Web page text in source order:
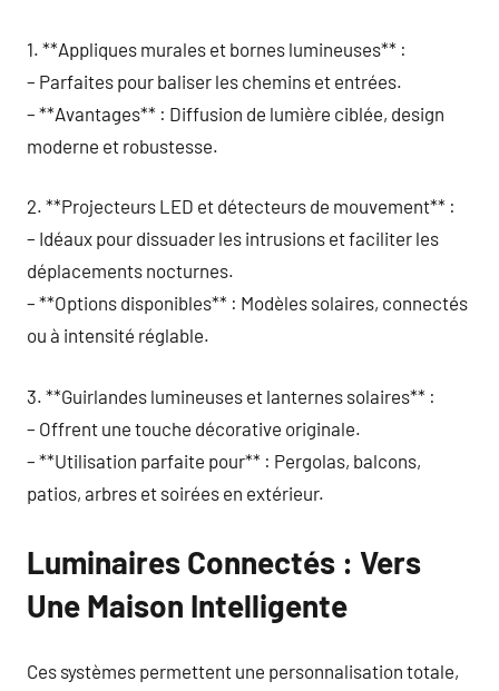
1. **Appliques murales et bornes lumineuses** :
– Parfaites pour baliser les chemins et entrées.
– **Avantages** : Diffusion de lumière ciblée, design
moderne et robustesse.
2. **Projecteurs LED et détecteurs de mouvement** :
– Idéaux pour dissuader les intrusions et faciliter les
déplacements nocturnes.
– **Options disponibles** : Modèles solaires, connectés
ou à intensité réglable.
3. **Guirlandes lumineuses et lanternes solaires** :
– Offrent une touche décorative originale.
– **Utilisation parfaite pour** : Pergolas, balcons,
patios, arbres et soirées en extérieur.
Luminaires Connectés : Vers
Une Maison Intelligente
Ces systèmes permettent une personnalisation totale,